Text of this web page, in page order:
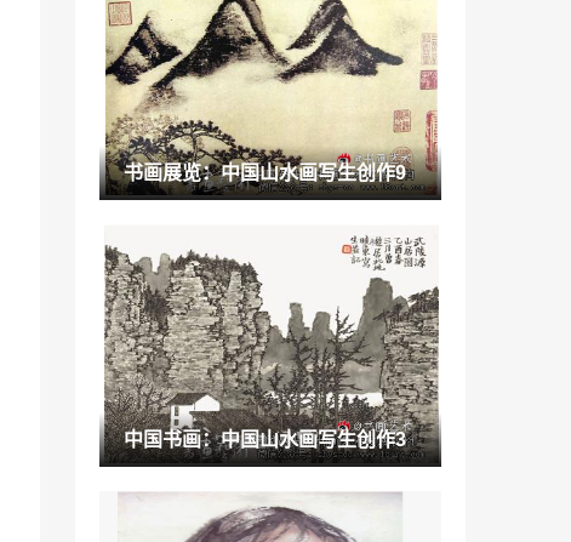
看高科技如何赋能舞台艺术「科技与艺术
的融合」
2022-11-24
「艺术家合作案例」TWININGS 唐宁茶与
艺术家合作年度礼盒包装设计
2023-01-07
布米童艺少儿艺术培训学校「布米童艺少
儿艺术培训学校怎么样」
雕塑艺术的内涵「新古典主义雕塑」
2022-12-20
美学第一章绪论思考题「怎样理解艺术美
是美学研究的重点」
2023-01-20
“瓷砖”佛山查处案值500万瓷砖造假团伙
分销商售假难控制
2022-11-18
“陶瓷”朗格陶瓷：开启2016迎新蜕变之旅
书画展览：中国山水画写生创作9
中国书画：中国山水画写生创作3